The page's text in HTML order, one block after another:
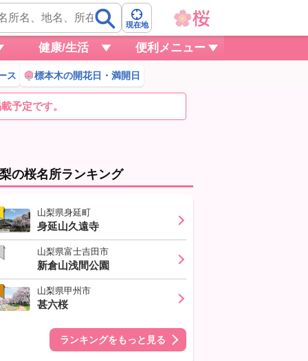
現在地
健康/生活 便利メニュー
ス 標本木の開花日・満開日
予定です。
の桜名所ランキング
山梨県身延町
身延山久遠寺
山梨県富士吉田市
新倉山浅間公園
山梨県甲州市
甚六桜
ランキングをもっと見る